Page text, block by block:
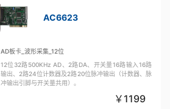
AC6623
AD板卡_波形采集_12位
12位32路500KHz AD、2路DA、开关量16路输入16路
输出、2路24位计数器及2路20位脉冲输出（计数器、脉
冲输出引脚与开关量共用）。
1199